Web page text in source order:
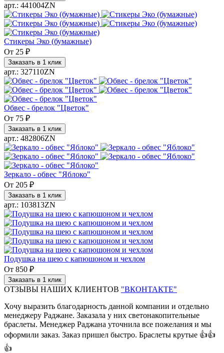
арт.: 441004ZN
Стикеры Эко (бумажные)
От 25 ₽
Заказать в 1 клик
арт.: 327110ZN
Обвес - брелок "Цветок"
От 75 ₽
Заказать в 1 клик
арт.: 482806ZN
Зеркало - обвес "Яблоко"
От 205 ₽
Заказать в 1 клик
арт.: 103813ZN
Подушка на шею с капюшоном и чехлом
От 850 ₽
Заказать в 1 клик
ОТЗЫВЫ НАШИХ КЛИЕНТОВ "ВКОНТАКТЕ"
Хочу выразить благодарность данной компании и отдельно
менеджеру Раджане. Заказала у них светонакопительные
браслеты. Менеджер Раджана уточнила все пожелания и мы
оформили заказ. Заказ пришел быстро. Браслеты крутые 👍👍
👍